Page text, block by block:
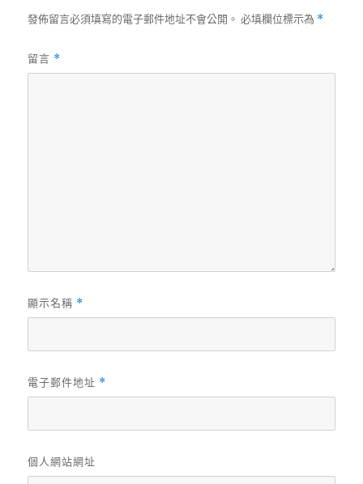
發佈留言必須填寫的電子郵件地址不會公開。 必填欄位標示為 *
留言 *
顯示名稱 *
電子郵件地址 *
個人網站網址